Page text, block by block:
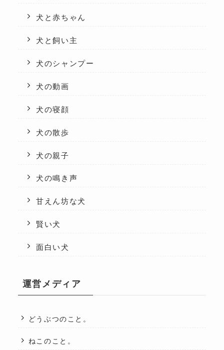
犬と赤ちゃん
犬と飼い主
犬のシャンプー
犬の動画
犬の寝顔
犬の散歩
犬の親子
犬の鳴き声
甘えん坊な犬
賢い犬
面白い犬
運営メディア
どうぶつのこと。
ねこのこと。